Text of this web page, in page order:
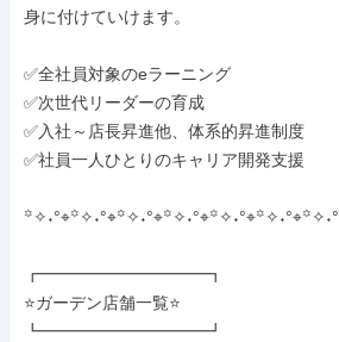
身に付けていけます。
✅全社員対象のeラーニング
✅次世代リーダーの育成
✅入社～店長昇進他、体系的昇進制度
✅社員一人ひとりのキャリア開発支援
꙳✧˖°⌖꙳✧˖°⌖꙳✧˖°⌖꙳✧˖°⌖꙳✧˖°⌖꙳✧˖°⌖꙳✧˖°
┏━━━━━━━━━━┓
⭐ガーデン店舗一覧⭐
┗━━━━━━━━━━┛